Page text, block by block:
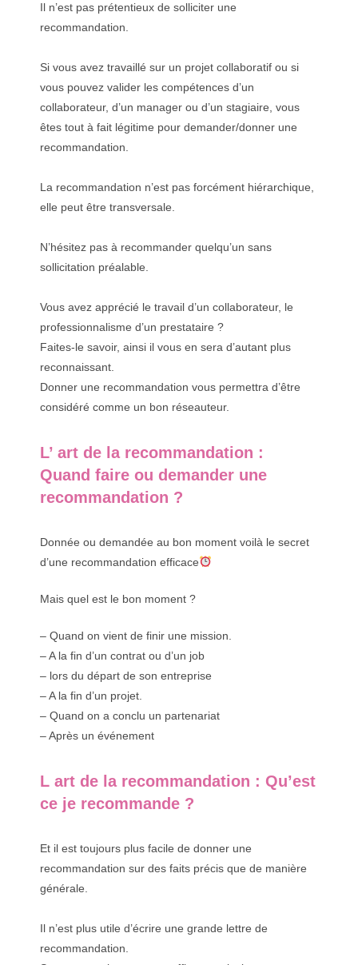
Il n’est pas prétentieux de solliciter une
recommandation.
Si vous avez travaillé sur un projet collaboratif ou si
vous pouvez valider les compétences d’un
collaborateur, d’un manager ou d’un stagiaire, vous
êtes tout à fait légitime pour demander/donner une
recommandation.
La recommandation n’est pas forcément hiérarchique,
elle peut être transversale.
N’hésitez pas à recommander quelqu’un sans
sollicitation préalable.
Vous avez apprécié le travail d’un collaborateur, le
professionnalisme d’un prestataire ?
Faites-le savoir, ainsi il vous en sera d’autant plus
reconnaissant.
Donner une recommandation vous permettra d’être
considéré comme un bon réseauteur.
L’ art de la recommandation :
Quand faire ou demander une
recommandation ?
Donnée ou demandée au bon moment voilà le secret
d’une recommandation efficace
Mais quel est le bon moment ?
– Quand on vient de finir une mission.
– A la fin d’un contrat ou d’un job
– lors du départ de son entreprise
– A la fin d’un projet.
– Quand on a conclu un partenariat
– Après un événement
L art de la recommandation : Qu’est
ce je recommande ?
Et il est toujours plus facile de donner une
recommandation sur des faits précis que de manière
générale.
Il n’est plus utile d’écrire une grande lettre de
recommandation.